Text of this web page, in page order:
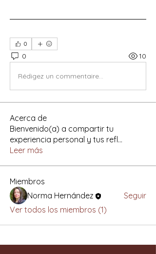
0
0 10
Rédigez un commentaire...
Acerca de
Bienvenido(a) a compartir tu
experiencia personal y tus refl...
Leer más
Miembros
Norma Hernández
Seguir
Ver todos los miembros (1)